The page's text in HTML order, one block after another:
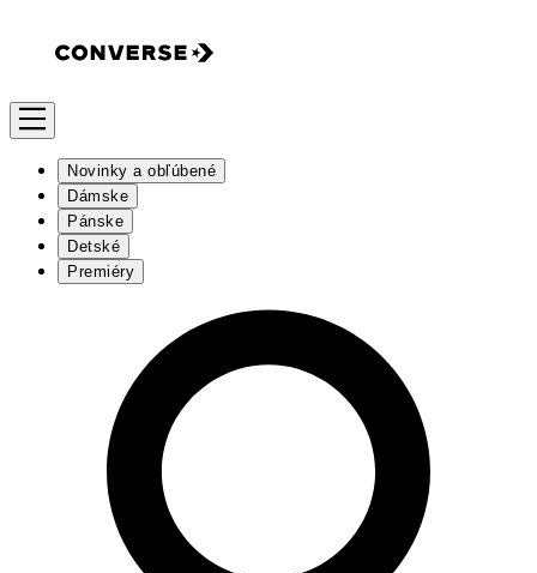
Novinky a obľúbené
Dámske
Pánske
Detské
Premiéry